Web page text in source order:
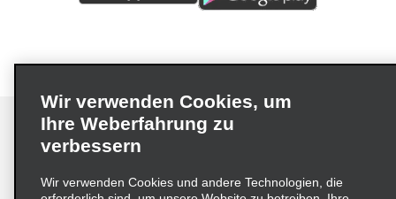
Impressum Nutzungsbedingungen
Datenschutzrichtlinie
Wir verwenden Cookies, um
Ihre Weberfahrung zu
verbessern
Wir verwenden Cookies und andere Technologien, die